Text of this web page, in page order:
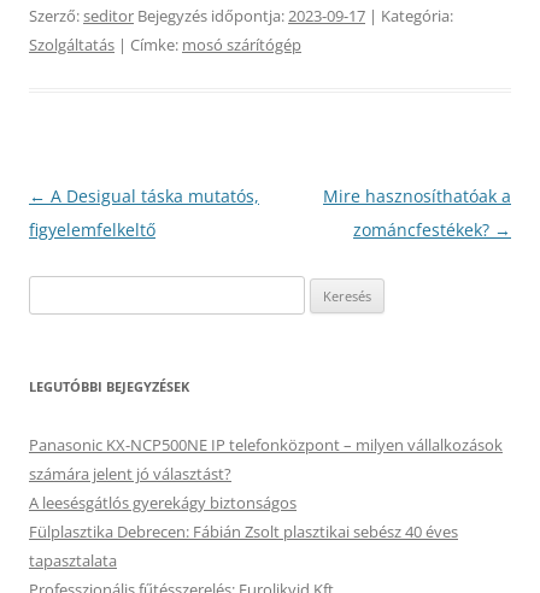
Szerző:seditor Bejegyzés időpontja:2023-09-17 | Kategória:
Szolgáltatás | Címke: mosó szárítógép
Bejegyzés
navigáció
← A Desigual táska mutatós,
figyelemfelkeltő
Mire hasznosíthatóak a
zománcfestékek? →
LEGUTÓBBI BEJEGYZÉSEK
Panasonic KX-NCP500NE IP telefonközpont – milyen vállalkozások
számára jelent jó választást?
A leesésgátlós gyerekágy biztonságos
Fülplasztika Debrecen: Fábián Zsolt plasztikai sebész 40 éves
tapasztalata